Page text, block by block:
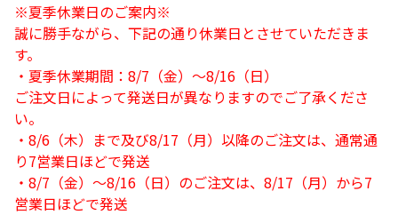
※夏季休業日のご案内※
誠に勝手ながら、下記の通り休業日とさせていただきま
す。
・夏季休業期間：8/7（金）～8/16（日）
ご注文日によって発送日が異なりますのでご了承くださ
い。
・8/6（木）まで及び8/17（月）以降のご注文は、通常通
り7営業日ほどで発送
・8/7（金）～8/16（日）のご注文は、8/17（月）から7
営業日ほどで発送